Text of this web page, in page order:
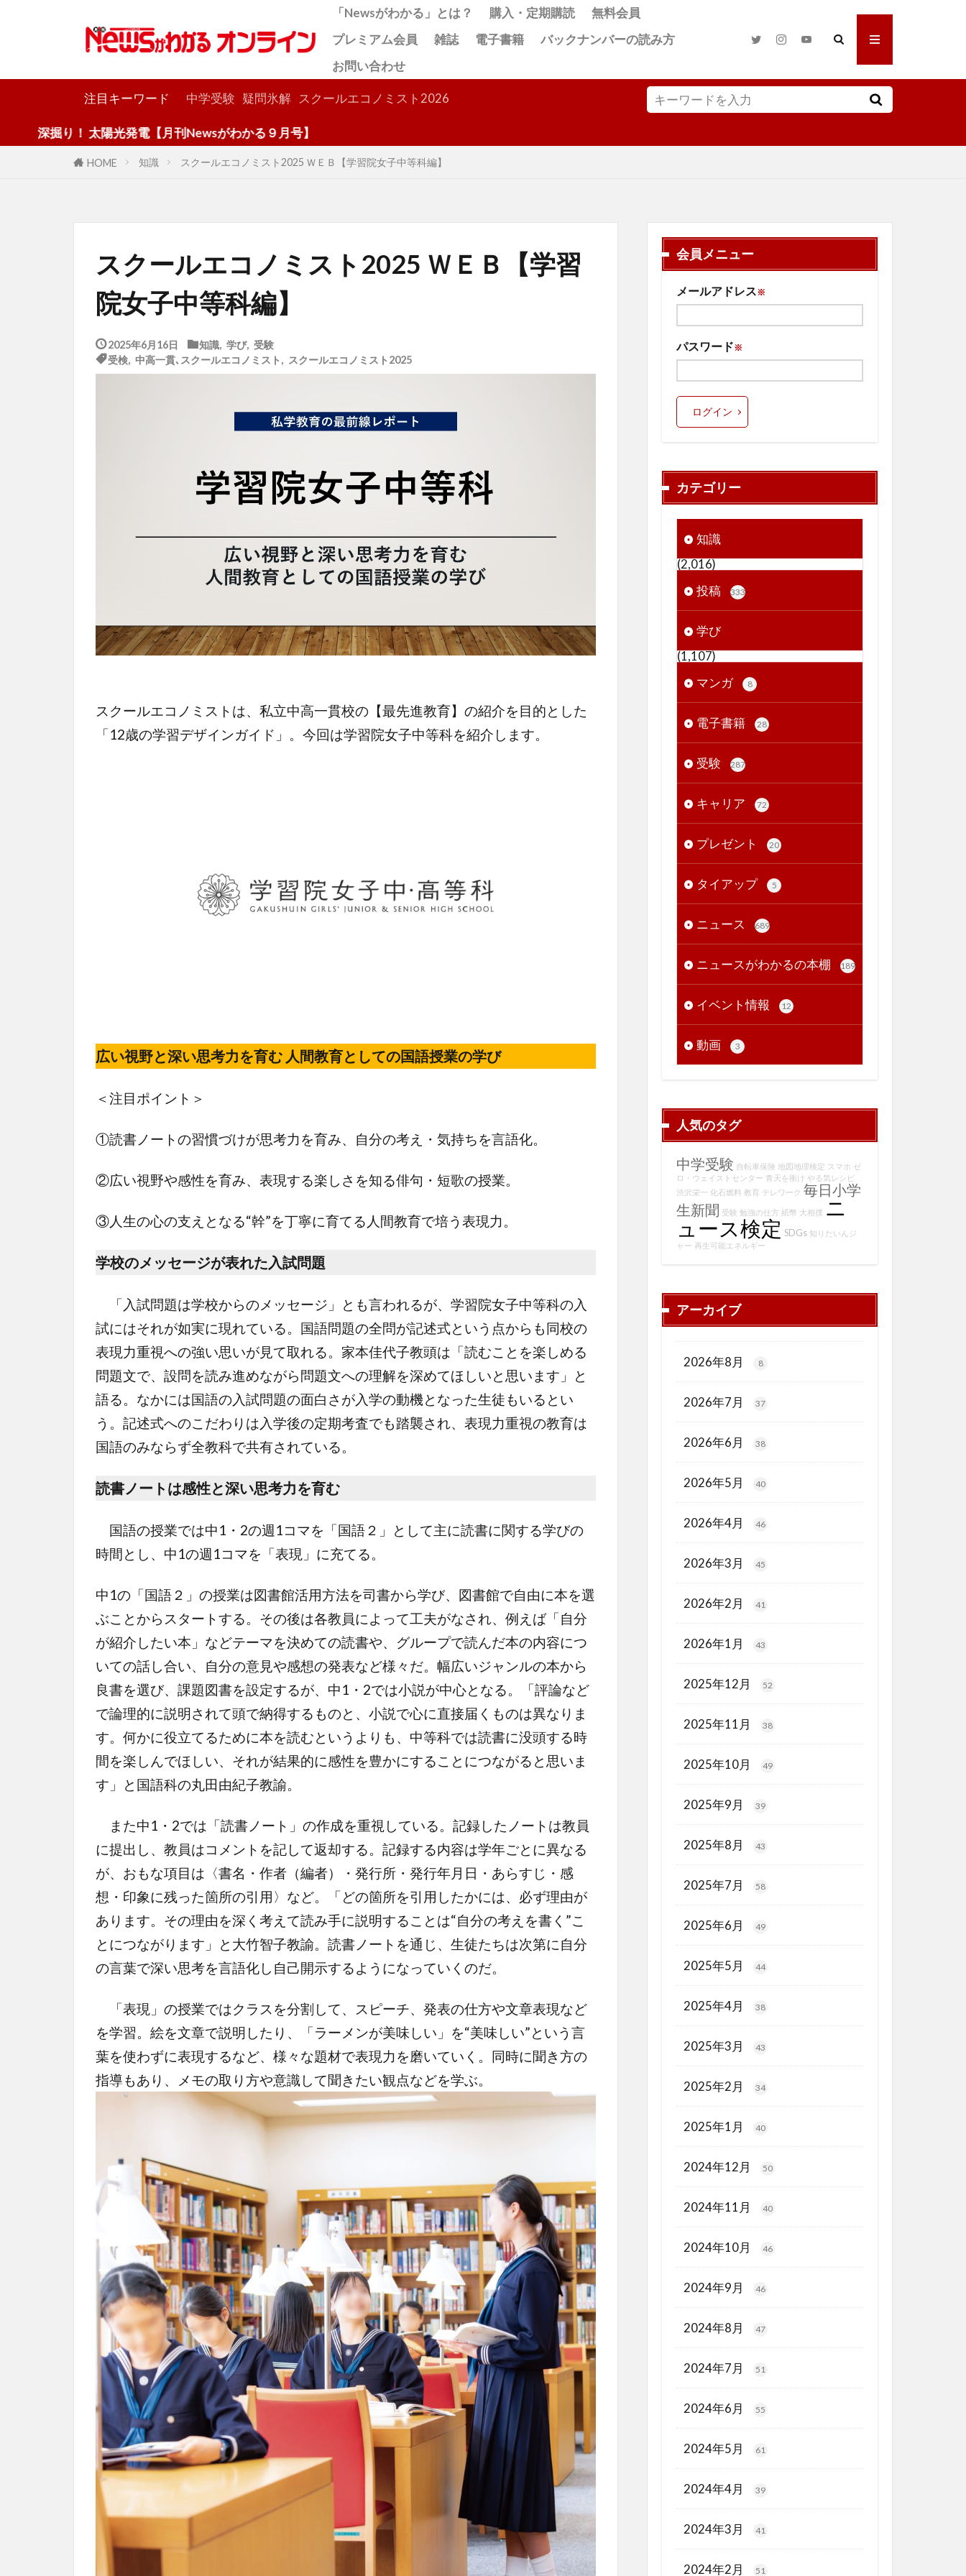
「Newsがわかる」とは？ 購入・定期購読
無料会員
プレミアム会員
雑誌 電子書籍
バックナンバーの読み方
お問い合わせ
注目キーワード 中学受験 疑問氷解 スクールエコノミスト2026
太陽光発電【月刊Newsがわかる９月号】
HOME 知識 スクールエコノミスト2025 ＷＥＢ【学習院女子中等科編】
スクールエコノミスト2025 ＷＥＢ【学習
院女子中等科編】
2025年6月16日 知識 学び, 受験
受検, 中高一貫､スクールエコノミスト スクールエコノミスト2025
スクールエコノミストは、私立中高一貫校の【最先進教育】の紹介を目的とした
「12歳の学習デザインガイド」。今回は学習院女子中等科を紹介します。
広い視野と深い思考力を育む 人間教育としての国語授業の学び
＜注目ポイント＞
①読書ノートの習慣づけが思考力を育み、自分の考え・気持ちを言語化。
②広い視野や感性を育み、表現する楽しさを知る俳句・短歌の授業。
③人生の心の支えとなる“幹”を丁寧に育てる人間教育で培う表現力。
学校のメッセージが表れた入試問題
「入試問題は学校からのメッセージ」とも言われるが、学習院女子中等科の入
試にはそれが如実に現れている。国語問題の全問が記述式という点からも同校の
表現力重視への強い思いが見て取れる。家本佳代子教頭は「読むことを楽しめる
問題文で、設問を読み進めながら問題文への理解を深めてほしいと思います」と
語る。なかには国語の入試問題の面白さが入学の動機となった生徒もいるとい
う。記述式へのこだわりは入学後の定期考査でも踏襲され、表現力重視の教育は
国語のみならず全教科で共有されている。
読書ノートは感性と深い思考力を育む
国語の授業では中1・2の週1コマを「国語２」として主に読書に関する学びの
時間とし、中1の週1コマを「表現」に充てる。
中1の「国語２」の授業は図書館活用方法を司書から学び、図書館で自由に本を選
ぶことからスタートする。その後は各教員によって工夫がなされ、例えば「自分
が紹介したい本」などテーマを決めての読書や、グループで読んだ本の内容につ
いての話し合い、自分の意見や感想の発表など様々だ。幅広いジャンルの本から
良書を選び、課題図書を設定するが、中1・2では小説が中心となる。「評論など
で論理的に説明されて頭で納得するものと、小説で心に直接届くものは異なりま
す。何かに役立てるために本を読むというよりも、中等科では読書に没頭する時
間を楽しんでほしい、それが結果的に感性を豊かにすることにつながると思いま
す」と国語科の丸田由紀子教諭。
また中1・2では「読書ノート」の作成を重視している。記録したノートは教員
に提出し、教員はコメントを記して返却する。記録する内容は学年ごとに異なる
が、おもな項目は〈書名・作者（編者）・発行所・発行年月日・あらすじ・感
想・印象に残った箇所の引用〉など。「どの箇所を引用したかには、必ず理由が
あります。その理由を深く考えて読み手に説明することは“自分の考えを書く”こ
とにつながります」と大竹智子教諭。読書ノートを通じ、生徒たちは次第に自分
の言葉で深い思考を言語化し自己開示するようになっていくのだ。
「表現」の授業ではクラスを分割して、スピーチ、発表の仕方や文章表現など
を学習。絵を文章で説明したり、「ラーメンが美味しい」を“美味しい”という言
葉を使わずに表現するなど、様々な題材で表現力を磨いていく。同時に聞き方の
指導もあり、メモの取り方や意識して聞きたい観点などを学ぶ。
会員メニュー
メールアドレス※
パスワード※
ログイン
カテゴリー
知識
(2,016)
投稿
333
学び
(1,107)
マンガ
8
電子書籍 28
受験 287
キャリア 72
プレゼント 20
タイアップ 5
ニュース 689
ニュースがわかるの本棚 189
イベント情報 12
動画 3
人気のタグ
中学受験 自転車保険 地図地理検定 スマホ ゼ
ロ・ウェイストセンター 青天を衝け やる気レシピ
渋沢栄一 化石燃料 教育 テレワーク 毎日小学
生新聞 受験 勉強の仕方 紙幣 大相撲 ニ
ュース検定 SDGs 知りたいんジ
ャー 再生可能エネルギー
アーカイブ
2026年8月 8
2026年7月 37
2026年6月 38
2026年5月 40
2026年4月 46
2026年3月 45
2026年2月 41
2026年1月 43
2025年12月 52
2025年11月 38
2025年10月 49
2025年9月 39
2025年8月 43
2025年7月 58
2025年6月 49
2025年5月 44
2025年4月 38
2025年3月 43
2025年2月 34
2025年1月 40
2024年12月 50
2024年11月 40
2024年10月 46
2024年9月 46
2024年8月 47
2024年7月 51
2024年6月 55
2024年5月 61
2024年4月 39
2024年3月 41
2024年2月 51
検索